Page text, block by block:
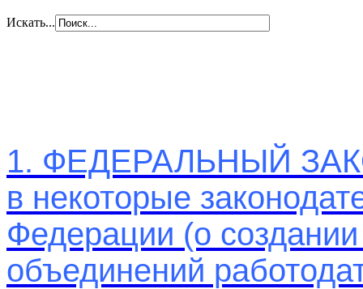
Искать...
1. ФЕДЕРАЛЬНЫЙ
в некоторые
Федерации (о
объединений